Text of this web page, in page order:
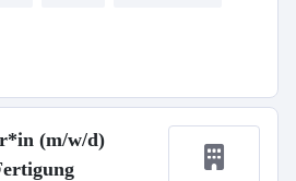
(m/w/d)